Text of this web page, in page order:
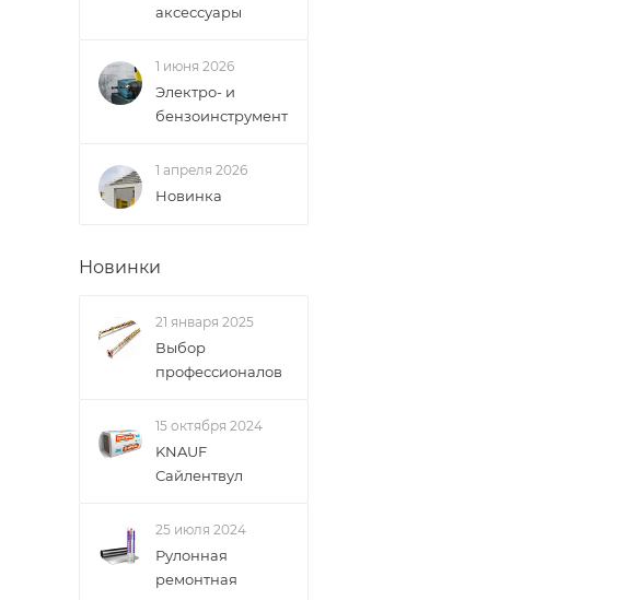
аксессуары
1 июня 2026
Электро- и
бензоинструмент
1 апреля 2026
Новинка
Новинки
21 января 2025
Выбор
профессионалов
15 октября 2024
KNAUF
Сайлентвул
25 июля 2024
Рулонная
ремонтная